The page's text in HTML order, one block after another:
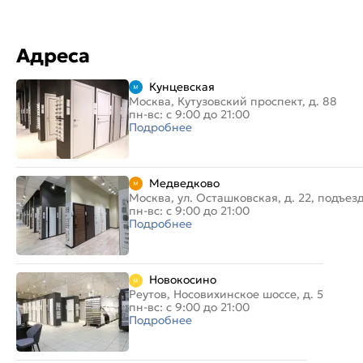
Адреса
Кунцевская
Москва, Кутузовский проспект, д. 88
пн-вс: с 9:00 до 21:00
Подробнее
Медведково
Москва, ул. Осташковская, д. 22,
пн-вс: с 9:00 до 21:00
Подробнее
Новокосино
Реутов, Носовихинское шоссе, д. 5
пн-вс: с 9:00 до 21:00
Подробнее